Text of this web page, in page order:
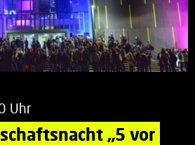
Uhr
„5 vor